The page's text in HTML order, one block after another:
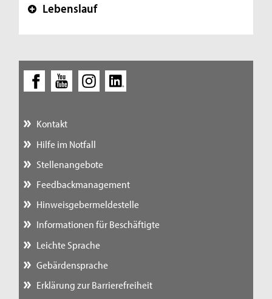
+ Lebenslauf
Kontakt
Hilfe im Notfall
Stellenangebote
Feedbackmanagement
Hinweisgebermeldestelle
Informationen für Beschäftigte
Leichte Sprache
Gebärdensprache
Erklärung zur Barrierefreiheit